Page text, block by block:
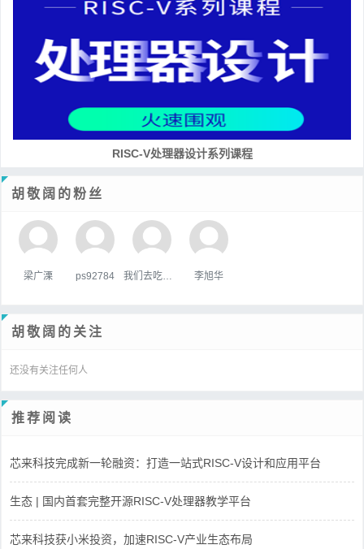
RISC-V处理器设计系列课程
胡敬阔的粉丝
梁广溧 ps92784 李旭华
胡敬阔的关注
还没有关注任何人
推荐阅读
芯来科技完成新一轮融资：打造一站式RISC-V设计和应用平台
生态 | 国内首套完整开源RISC-V处理器教学平台
芯来科技获小米投资，加速RISC-V产业生态布局